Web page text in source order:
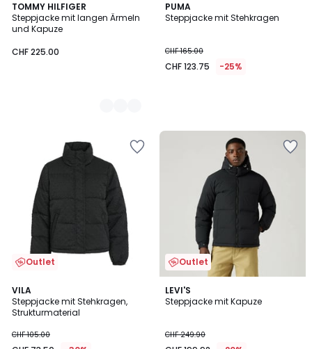
TOMMY HILFIGER
Steppjacke mit langen Ärmeln
und Kapuze
CHF 225.00
2
Farben
PUMA
Steppjacke mit Stehkragen
CHF 165.00
CHF 123.75 -25%
Outlet
VILA
Steppjacke mit Stehkragen,
Strukturmaterial
CHF 105.00
5
/
5
Outlet
LEVI'S
Steppjacke mit Kapuze
CHF 249.90
4.8
/ 5